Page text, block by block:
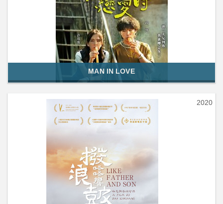
MAN IN LOVE
2020